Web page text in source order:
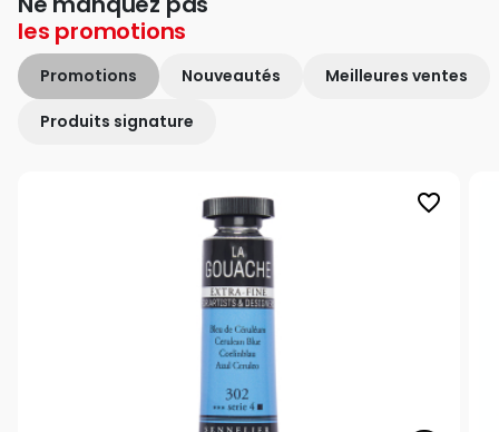
les promotions
Promotions Nouveautés Meilleures ventes
Produits signature
favorite_border